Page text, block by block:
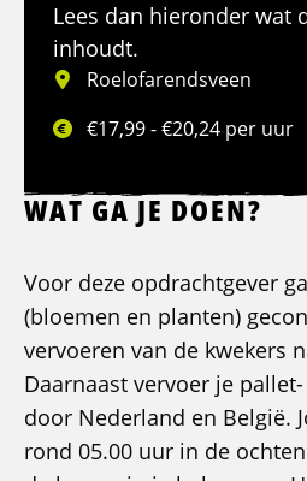
Lees dan hieronder wat
inhoudt.
Roelofarendsveen
€17,99 - €20,24 per uur
WAT GA JE DOEN?
Voor deze opdrachtgever
(bloemen en planten)
vervoeren van de kwekers
Daarnaast vervoer je
door Nederland en België.
rond 05.00 uur in de